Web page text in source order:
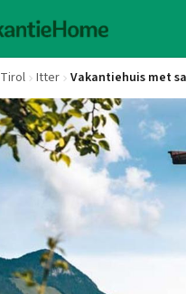
Tirol Itter Vakantiehuis met